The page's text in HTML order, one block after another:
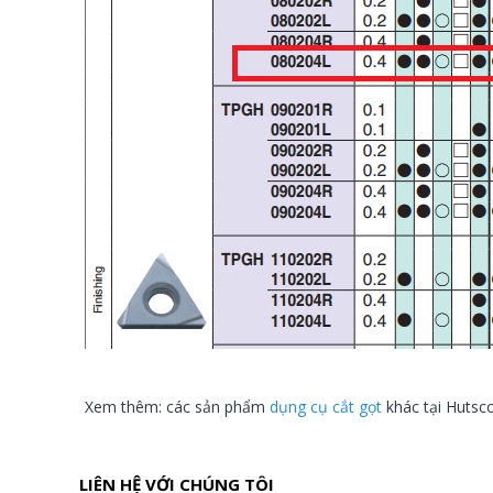
Xem thêm: các sản phẩm dụng cụ cắt gọt khác tại
LIÊN HỆ VỚI CHÚNG TÔI